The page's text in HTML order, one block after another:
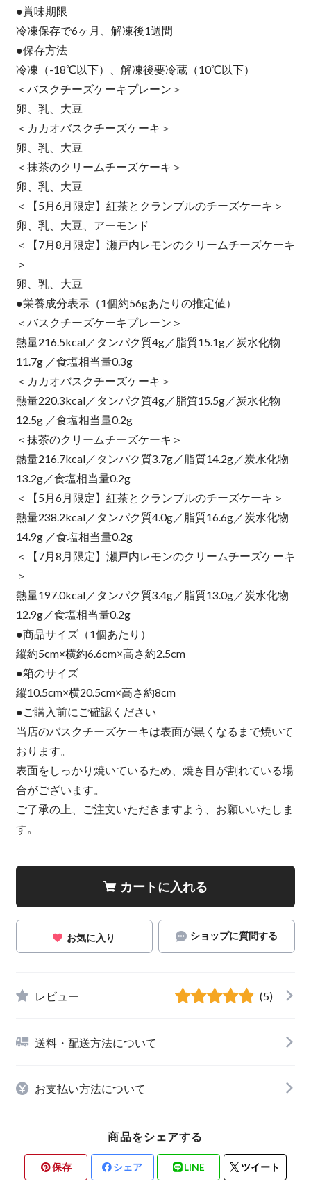
●賞味期限
冷凍保存で6ヶ月、解凍後1週間
●保存方法
冷凍（-18℃以下）、解凍後要冷蔵（10℃以下）
＜バスクチーズケーキプレーン＞
卵、乳、大豆
＜カカオバスクチーズケーキ＞
卵、乳、大豆
＜抹茶のクリームチーズケーキ＞
卵、乳、大豆
＜【5月6月限定】紅茶とクランブルのチーズケーキ＞
卵、乳、大豆、アーモンド
＜【7月8月限定】瀬戸内レモンのクリームチーズケーキ
＞
卵、乳、大豆
●栄養成分表示（1個約56gあたりの推定値）
＜バスクチーズケーキプレーン＞
熱量216.5kcal／タンパク質4g／脂質15.1g／炭水化物
11.7g ／食塩相当量0.3g
＜カカオバスクチーズケーキ＞
熱量220.3kcal／タンパク質4g／脂質15.5g／炭水化物
12.5g ／食塩相当量0.2g
＜抹茶のクリームチーズケーキ＞
熱量216.7kcal／タンパク質3.7g／脂質14.2g／炭水化物
13.2g／食塩相当量0.2g
＜【5月6月限定】紅茶とクランブルのチーズケーキ＞
熱量238.2kcal／タンパク質4.0g／脂質16.6g／炭水化物
14.9g ／食塩相当量0.2g
＜【7月8月限定】瀬戸内レモンのクリームチーズケーキ
＞
熱量197.0kcal／タンパク質3.4g／脂質13.0g／炭水化物
12.9g／食塩相当量0.2g
●商品サイズ（1個あたり）
縦約5cm×横約6.6cm×高さ約2.5cm
●箱のサイズ
縦10.5cm×横20.5cm×高さ約8cm
●ご購入前にご確認ください
当店のバスクチーズケーキは表面が黒くなるまで焼いて
おります。
表面をしっかり焼いているため、焼き目が割れている場
合がございます。
ご了承の上、ご注文いただきますよう、お願いいたしま
す。
カートに入れる
お気に入り ショップに質問する
レビュー (5)
送料・配送方法について
お支払い方法について
商品をシェアする
保存 シェア LINE ツイート